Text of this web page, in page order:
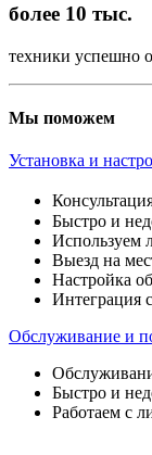
более 10 тыс.
техники успешно
Мы поможем
Установка и
Быстро и
Используем
Выезд на
Настройка
Интеграция
Обслуживание и
Быстро и
Работаем с